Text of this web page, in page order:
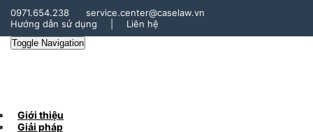
0971.654.238
service.center@caselaw.vn
Hướng dẫn sử dụng
Liên hệ
Toggle Navigation
Giới thiệu
Giải pháp